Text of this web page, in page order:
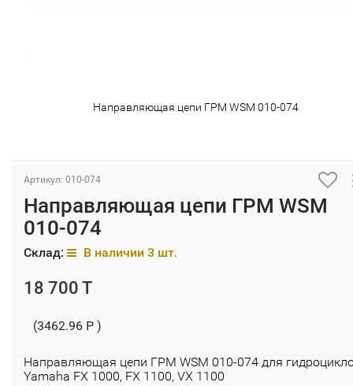
Направляющая цепи ГРМ WSM 010-074
Артикул: 010-074
Направляющая цепи ГРМ WSM
010-074
Склад: В наличии 3 шт.
18 700 T
(3462.96 P )
Направляющая цепи ГРМ WSM 010-074 для
Yamaha FX 1000, FX 1100, VX 1100